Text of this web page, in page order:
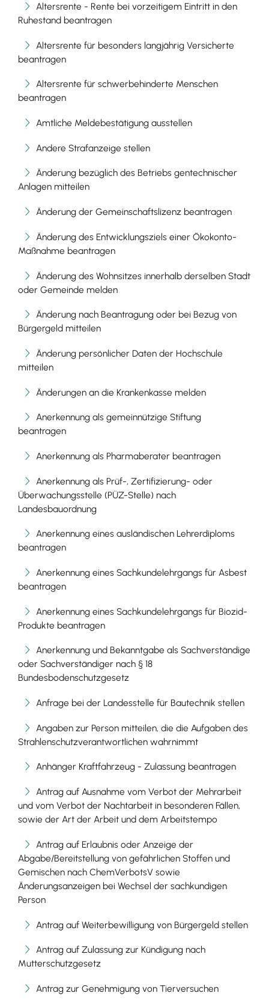
Altersrente - Rente bei vorzeitigem Eintritt in den
Ruhestand beantragen
Altersrente für besonders langjährig Versicherte
beantragen
Altersrente für schwerbehinderte Menschen
beantragen
Amtliche Meldebestätigung ausstellen
Andere Strafanzeige stellen
Änderung bezüglich des Betriebs gentechnischer
Anlagen mitteilen
Änderung der Gemeinschaftslizenz beantragen
Änderung des Entwicklungsziels einer Ökokonto-
Maßnahme beantragen
Änderung des Wohnsitzes innerhalb derselben Stadt
oder Gemeinde melden
Änderung nach Beantragung oder bei Bezug von
Bürgergeld mitteilen
Änderung persönlicher Daten der Hochschule
mitteilen
Änderungen an die Krankenkasse melden
Anerkennung als gemeinnützige Stiftung
beantragen
Anerkennung als Pharmaberater beantragen
Anerkennung als Prüf-, Zertifizierung- oder
Überwachungsstelle (PÜZ-Stelle) nach
Landesbauordnung
Anerkennung eines ausländischen Lehrerdiploms
beantragen
Anerkennung eines Sachkundelehrgangs für Asbest
beantragen
Anerkennung eines Sachkundelehrgangs für Biozid-
Produkte beantragen
Anerkennung und Bekanntgabe als Sachverständige
oder Sachverständiger nach § 18
Bundesbodenschutzgesetz
Anfrage bei der Landesstelle für Bautechnik stellen
Angaben zur Person mitteilen, die die Aufgaben des
Strahlenschutzverantwortlichen wahrnimmt
Anhänger Kraftfahrzeug - Zulassung beantragen
Antrag auf Ausnahme vom Verbot der Mehrarbeit
und vom Verbot der Nachtarbeit in besonderen Fällen,
sowie der Art der Arbeit und dem Arbeitstempo
Antrag auf Erlaubnis oder Anzeige der
Abgabe/Bereitstellung von gefährlichen Stoffen und
Gemischen nach ChemVerbotsV sowie
Änderungsanzeigen bei Wechsel der sachkundigen
Person
Antrag auf Weiterbewilligung von Bürgergeld stellen
Antrag auf Zulassung zur Kündigung nach
Mutterschutzgesetz
Antrag zur Genehmigung von Tierversuchen